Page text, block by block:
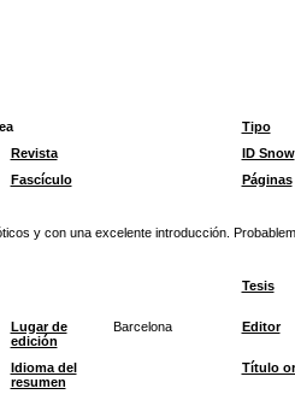
Tipo
Revista ID Snow
Fascículo
Páginas
y con una excelente introducción.
Tesis
Lugar de
edición
Barcelona Editor
Idioma del
resumen
Título